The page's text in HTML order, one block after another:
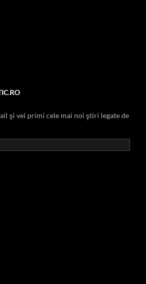
şi vei primi cele mai noi ştiri legate de